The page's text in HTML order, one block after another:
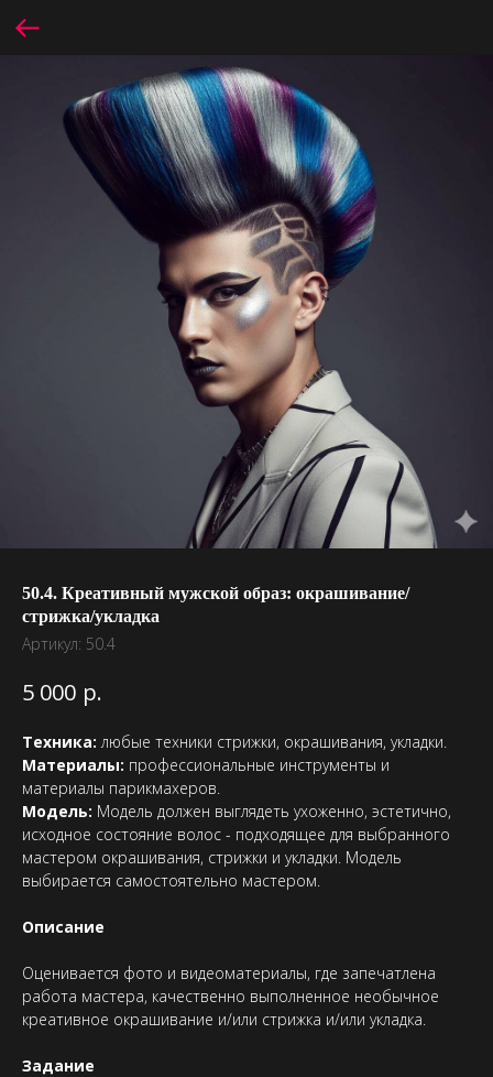
50.4. Креативный мужской образ: окрашивание/
стрижка/укладка
Артикул: 50.4
5 000 р.
Техника: любые техники стрижки, окрашивания, укладки.
Материалы: профессиональные инструменты и
материалы парикмахеров.
Модель: Модель должен выглядеть ухоженно, эстетично,
исходное состояние волос - подходящее для выбранного
мастером окрашивания, стрижки и укладки. Модель
выбирается самостоятельно мастером.
Описание
Оценивается фото и видеоматериалы, где запечатлена
работа мастера, качественно выполненное необычное
креативное окрашивание и/или стрижка и/или укладка.
Задание